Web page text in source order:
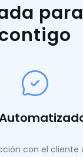
con el cliente